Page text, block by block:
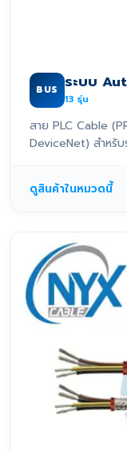
BUS ระบบ
13 รุ่น
สาย PLC Cable
DeviceNet) สำหรั
ดูสินค้าในหมวดนี้